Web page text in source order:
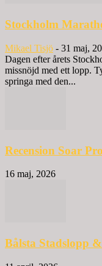
Stockholm
Mikael Tisjö - 31 maj,
Dagen efter årets
missnöjd med ett lopp.
springa med den...
Recension Soar
16 maj, 2026
Bålsta Stadslopp